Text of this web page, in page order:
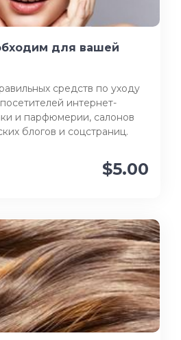
для вашей
средств по уходу
интернет-
и парфюмерии, салонов
блогов и соцстраниц.
$5.00